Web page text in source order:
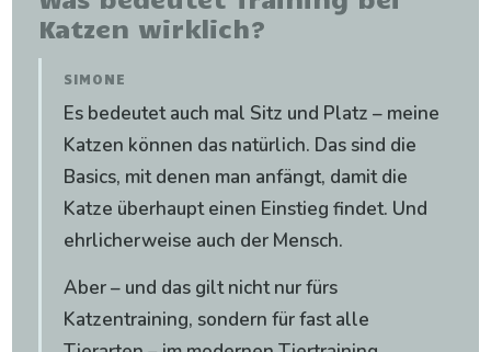
Katzen wirklich?
SIMONE
Es bedeutet auch mal Sitz und Platz – meine
Katzen können das natürlich. Das sind die
Basics, mit denen man anfängt, damit die
Katze überhaupt einen Einstieg findet. Und
ehrlicherweise auch der Mensch.
Aber – und das gilt nicht nur fürs
Katzentraining, sondern für fast alle